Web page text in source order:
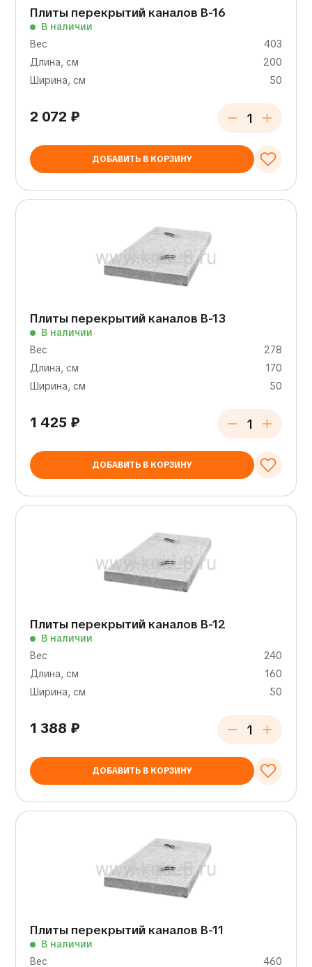
Плиты перекрытий каналов В-16
В наличии
Вес
403
Длина, см
200
Ширина, см
50
2 072 ₽
ДОБАВИТЬ В КОРЗИНУ
Плиты перекрытий каналов В-13
В наличии
Вес
278
Длина, см
170
Ширина, см
50
1 425 ₽
ДОБАВИТЬ В КОРЗИНУ
Плиты перекрытий каналов В-12
В наличии
Вес
240
Длина, см
160
Ширина, см
50
1 388 ₽
ДОБАВИТЬ В КОРЗИНУ
Плиты перекрытий каналов В-11
В наличии
Вес
460